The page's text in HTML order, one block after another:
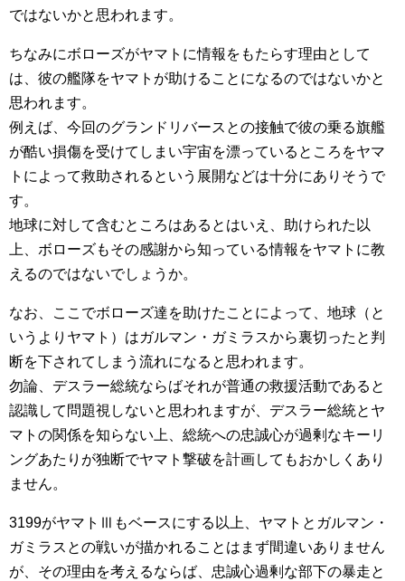
ではないかと思われます。
ちなみにボローズがヤマトに情報をもたらす理由として
は、彼の艦隊をヤマトが助けることになるのではないかと
思われます。
例えば、今回のグランドリバースとの接触で彼の乗る旗艦
が酷い損傷を受けてしまい宇宙を漂っているところをヤマ
トによって救助されるという展開などは十分にありそうで
す。
地球に対して含むところはあるとはいえ、助けられた以
上、ボローズもその感謝から知っている情報をヤマトに教
えるのではないでしょうか。
なお、ここでボローズ達を助けたことによって、地球（と
いうよりヤマト）はガルマン・ガミラスから裏切ったと判
断を下されてしまう流れになると思われます。
勿論、デスラー総統ならばそれが普通の救援活動であると
認識して問題視しないと思われますが、デスラー総統とヤ
マトの関係を知らない上、総統への忠誠心が過剰なキーリ
ングあたりが独断でヤマト撃破を計画してもおかしくあり
ません。
3199がヤマトⅢもベースにする以上、ヤマトとガルマン・
ガミラスとの戦いが描かれることはまず間違いありません
が、その理由を考えるならば、忠誠心過剰な部下の暴走と